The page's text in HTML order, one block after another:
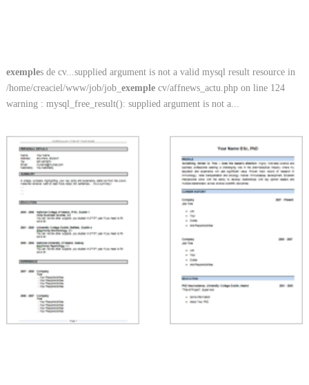
exemples de cv...supplied argument is not a valid mysql result resource in
/home/creaciel/www/job/job_ exemplecv/affnews_actu.php on line 124
warning : mysql_free_result(): supplied argument is not a...